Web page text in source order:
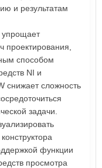
и результатам
проектирования,
способом
NI и
снижает сложность
задачи.
функции
просмотра